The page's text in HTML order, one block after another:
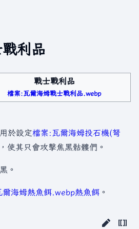
利品
戰士戰利品
檔案:瓦爾海姆戰士戰利品.webp
於設定檔案:瓦爾海姆投石機(弩
，使其只會攻擊焦黑骷髏們。
。
爾海姆熱魚餌.webp熱魚餌 。